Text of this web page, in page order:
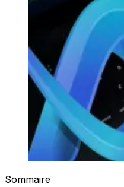
Sommaire